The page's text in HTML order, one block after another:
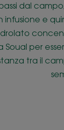
dal
infusione e
Soual per
tra il